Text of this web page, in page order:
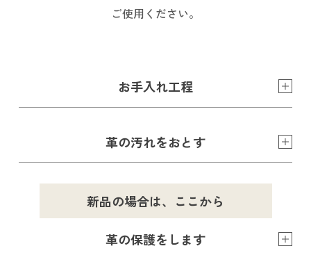
ご使用ください。
お手入れ工程
革の汚れをおとす
新品の場合は、ここから
革の保護をします